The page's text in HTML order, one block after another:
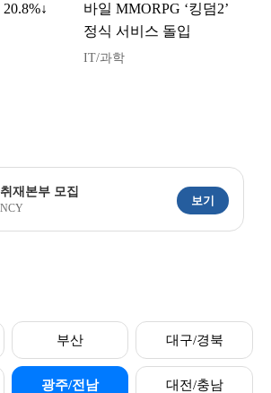
바일 MMORPG ‘킹덤2’
정식 서비스 돌입
IT/과학
재본부 모집
보기
부산 대구/경북
광주/전남 대전/충남